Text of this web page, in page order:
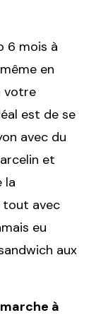
6 mois à
en
votre
est de se
avec du
et
la
tout avec
eu
aux
à